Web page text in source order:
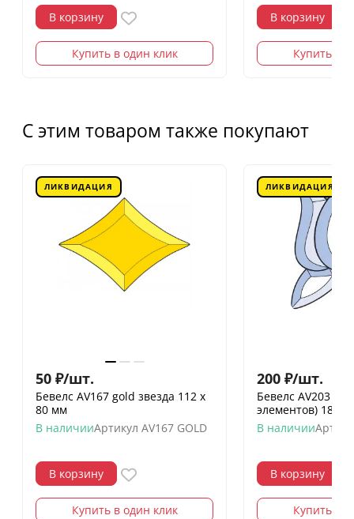
В корзину
Купить в один клик
В корзину
Купить в
С этим товаром также покупают
ЛИКВИДАЦИЯ
50 ₽/шт.
Бевелс AV167 gold звезда 112 x
80 мм
В наличииАртикул AV167 GOLD
В корзину
Купить в один клик
ЛИКВИДАЦИЯ
200 ₽/шт.
Бевелс AV203
элементов) 182
В наличии
В корзину
Купить в